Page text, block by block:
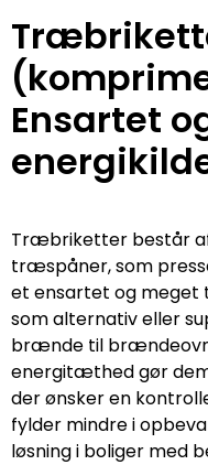
Ensartet
Træbriketter består
træspåner, som
et ensartet og
som alternativ eller
brænde til
energitæthed gør
der ønsker en
fylder mindre i
løsning i boliger med